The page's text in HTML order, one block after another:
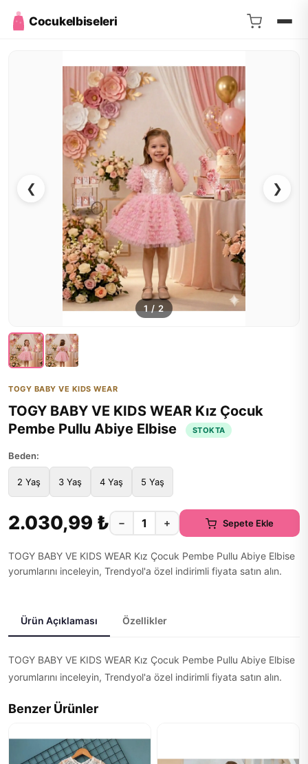
Cocukelbiseleri
❮ ❯
1 / 2
TOGY BABY VE KIDS WEAR
TOGY BABY VE KIDS WEAR Kız Çocuk
Pembe Pullu Abiye Elbise
STOKTA
Beden:
2 Yaş 3 Yaş 4 Yaş 5 Yaş
2.030,99 ₺ − + Sepete Ekle
TOGY BABY VE KIDS WEAR Kız Çocuk Pembe Pullu Abiye Elbise
yorumlarını inceleyin, Trendyol'a özel indirimli fiyata satın alın.
Ürün Açıklaması Özellikler
TOGY BABY VE KIDS WEAR Kız Çocuk Pembe Pullu Abiye Elbise
yorumlarını inceleyin, Trendyol'a özel indirimli fiyata satın alın.
Benzer Ürünler